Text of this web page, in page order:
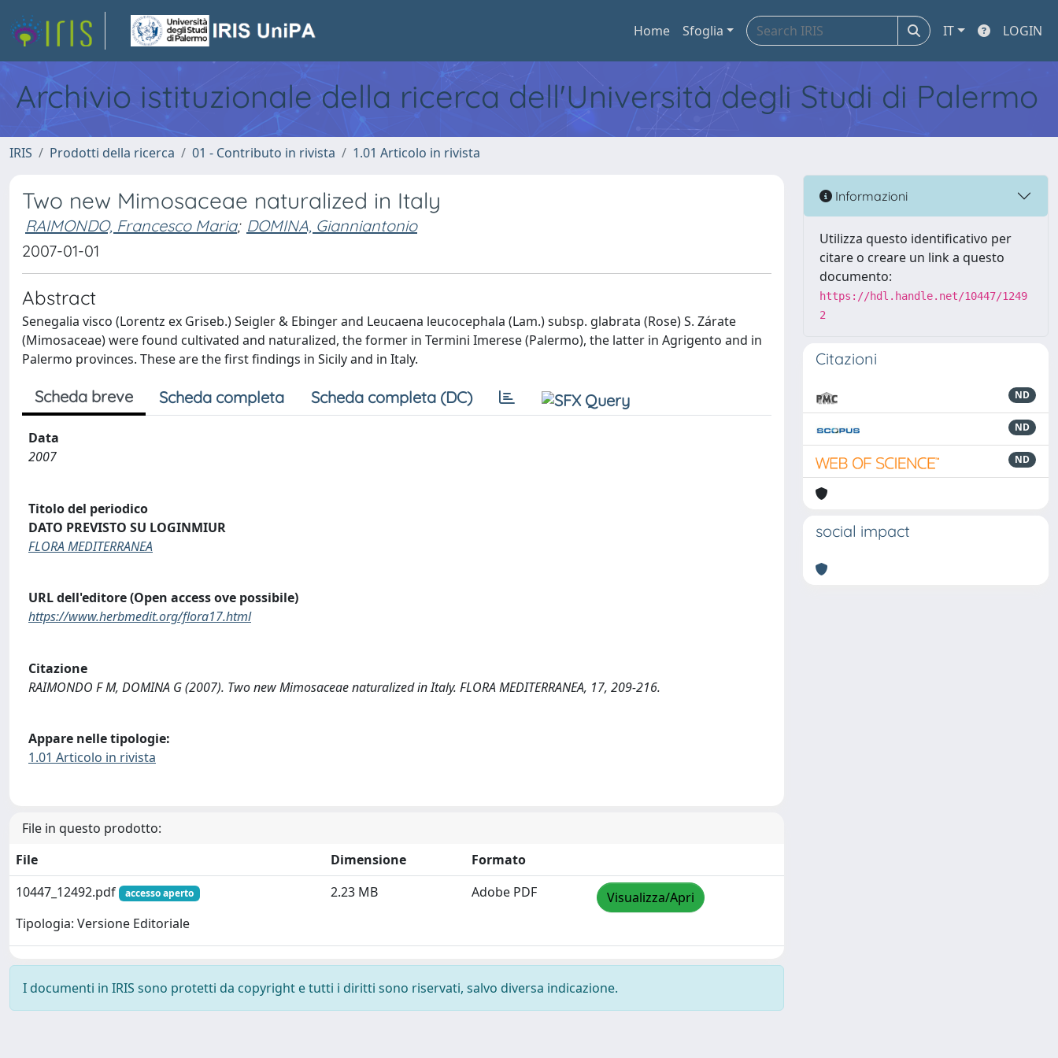
Home Sfoglia IT LOGIN
Archivio istituzionale della ricerca dell'Università degli Studi di Palermo
IRIS Prodotti della ricerca 01 - Contributo in rivista 1.01 Articolo in rivista
Two new Mimosaceae naturalized in Italy
RAIMONDO, Francesco Maria; DOMINA, Gianniantonio
2007-01-01
Abstract
Senegalia visco (Lorentz ex Griseb.) Seigler & Ebinger and Leucaena leucocephala (Lam.) subsp. glabrata (Rose) S. Zárate
(Mimosaceae) were found cultivated and naturalized, the former in Termini Imerese (Palermo), the latter in Agrigento and in
Palermo provinces. These are the first findings in Sicily and in Italy.
Scheda breve Scheda completa Scheda completa (DC)
Data
2007
Titolo del periodico
DATO PREVISTO SU LOGINMIUR
FLORA MEDITERRANEA
URL dell'editore (Open access ove possibile)
https://www.herbmedit.org/flora17.html
Citazione
RAIMONDO F M, DOMINA G (2007). Two new Mimosaceae naturalized in Italy. FLORA MEDITERRANEA, 17, 209-216.
Appare nelle tipologie:
1.01 Articolo in rivista
File in questo prodotto:
File
Dimensione
Formato
10447_12492.pdf
accesso aperto
Tipologia: Versione Editoriale
2.23 MB Adobe PDF Visualizza/Apri
I documenti in IRIS sono protetti da copyright e tutti i diritti sono riservati, salvo diversa indicazione.
Informazioni
Utilizza questo identificativo per
citare o creare un link a questo
documento:
https://hdl.handle.net/10447/1249
2
Citazioni
ND
ND
ND
social impact